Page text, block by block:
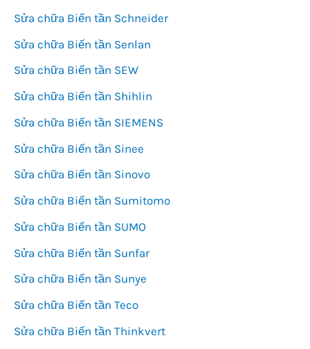
Sửa chữa Biến tần Schneider
Sửa chữa Biến tần Senlan
Sửa chữa Biến tần SEW
Sửa chữa Biến tần Shihlin
Sửa chữa Biến tần SIEMENS
Sửa chữa Biến tần Sinee
Sửa chữa Biến tần Sinovo
Sửa chữa Biến tần Sumitomo
Sửa chữa Biến tần SUMO
Sửa chữa Biến tần Sunfar
Sửa chữa Biến tần Sunye
Sửa chữa Biến tần Teco
Sửa chữa Biến tần Thinkvert